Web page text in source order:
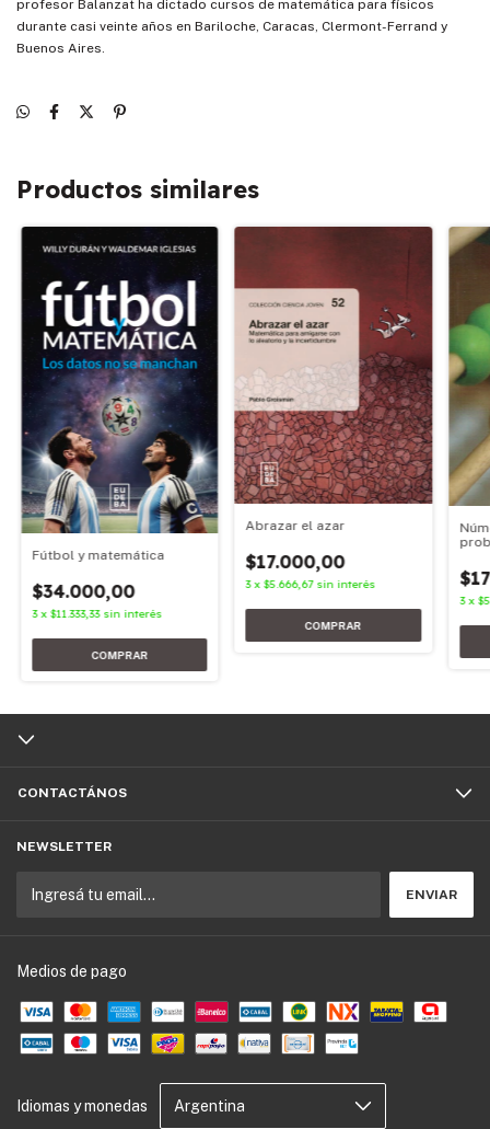
profesor Balanzat ha dictado cursos de matemática para físicos
durante casi veinte años en Bariloche, Caracas, Clermont-Ferrand y
Buenos Aires.
Productos similares
Fútbol y matemática
$34.000,00
3 x $11.333,33 sin interés
Abrazar el azar
$17.000,00
3 x$5.666,67 sin interés
3 x
CONTACTÁNOS
NEWSLETTER
Medios de pago
Idiomas y monedas